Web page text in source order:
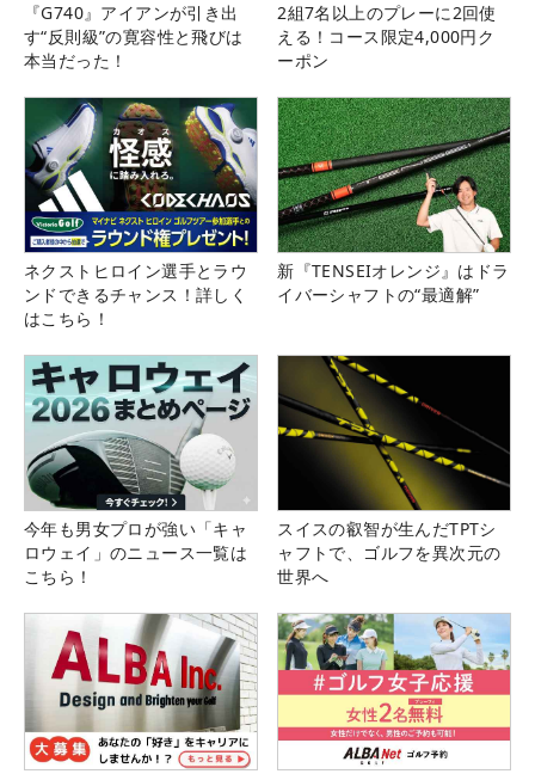
『G740』アイアンが引き出
す“反則級”の寛容性と飛びは
本当だった！
2組7名以上のプレーに2回使
える！コース限定4,000円ク
ーポン
ネクストヒロイン選手とラウ
ンドできるチャンス！詳しく
はこちら！
新『TENSEIオレンジ』はドラ
イバーシャフトの“最適解”
今年も男女プロが強い「キャ
ロウェイ」のニュース一覧は
こちら！
スイスの叡智が生んだTPTシ
ャフトで、ゴルフを異次元の
世界へ